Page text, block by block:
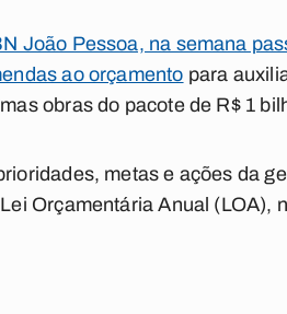
João Pessoa, na semana
ao orçamento para
obras do pacote de R$ 1
metas e ações da
Orçamentária Anual (LOA),